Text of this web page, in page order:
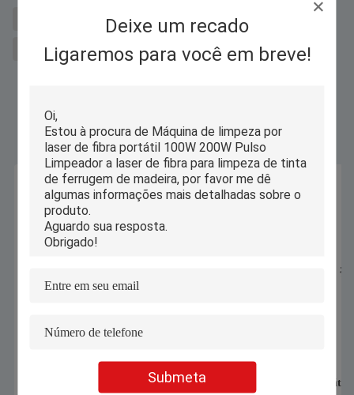
Deixe um recado
Ligaremos para você em breve!
Submeta
Máquina de corte a laser de metais para sal Cortador a laser de fibra
máquina removedora de ferrugem
Produtos Similares
1070nm 1000W 1500W Máquina
Máquina